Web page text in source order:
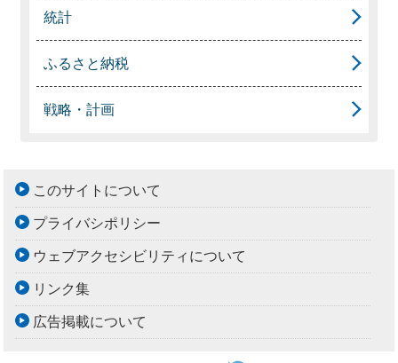
統計
ふるさと納税
戦略・計画
このサイトについて
プライバシポリシー
ウェブアクセシビリティについて
リンク集
広告掲載について